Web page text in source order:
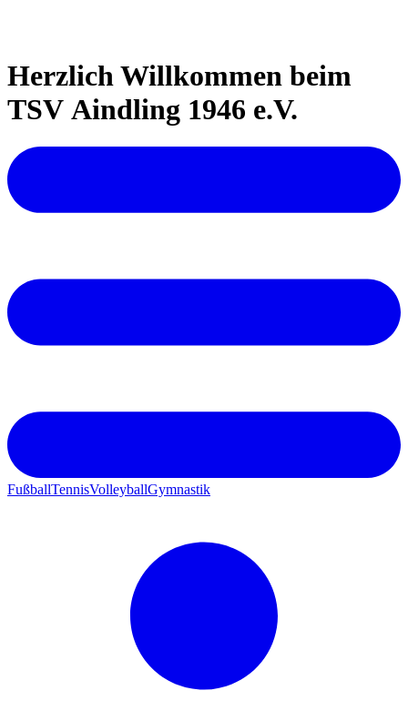
Herzlich Willkommen beim
TSV Aindling 1946 e.V.
FußballTennisVolleyballGymnastik